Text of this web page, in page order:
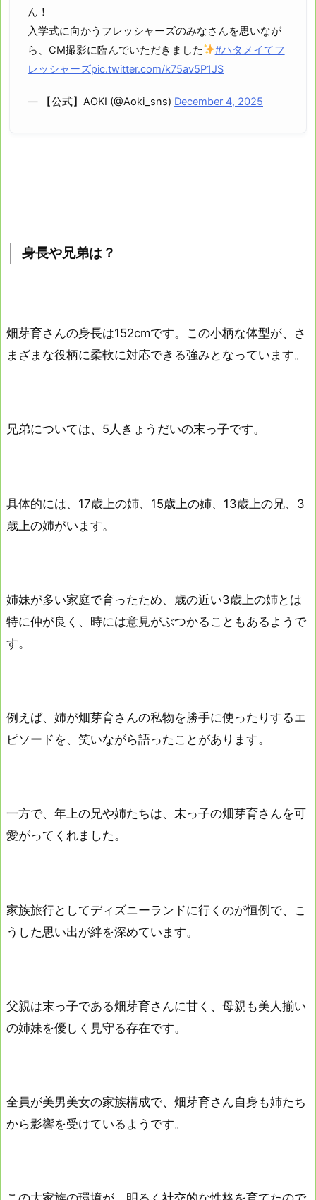
ん！
入学式に向かうフレッシャーズのみなさんを思いなが
ら、CM撮影に臨んでいただきました
#ハタメイてフ
レッシャーズpic.twitter.com/k75av5P1JS
— 【公式】AOKI (@Aoki_sns) December 4, 2025
身長や兄弟は？
畑芽育さんの身長は152cmです。この小柄な体型が、さ
まざまな役柄に柔軟に対応できる強みとなっています。
兄弟については、5人きょうだいの末っ子です。
具体的には、17歳上の姉、15歳上の姉、13歳上の兄、3
歳上の姉がいます。
姉妹が多い家庭で育ったため、歳の近い3歳上の姉とは
特に仲が良く、時には意見がぶつかることもあるようで
す。
例えば、姉が畑芽育さんの私物を勝手に使ったりするエ
ピソードを、笑いながら語ったことがあります。
一方で、年上の兄や姉たちは、末っ子の畑芽育さんを可
愛がってくれました。
家族旅行としてディズニーランドに行くのが恒例で、こ
うした思い出が絆を深めています。
父親は末っ子である畑芽育さんに甘く、母親も美人揃い
の姉妹を優しく見守る存在です。
全員が美男美女の家族構成で、畑芽育さん自身も姉たち
から影響を受けているようです。